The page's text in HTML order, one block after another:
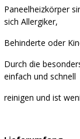
Paneelheizkörper
sich Allergiker,
Behinderte oder
Durch die
einfach und schnell
reinigen und ist